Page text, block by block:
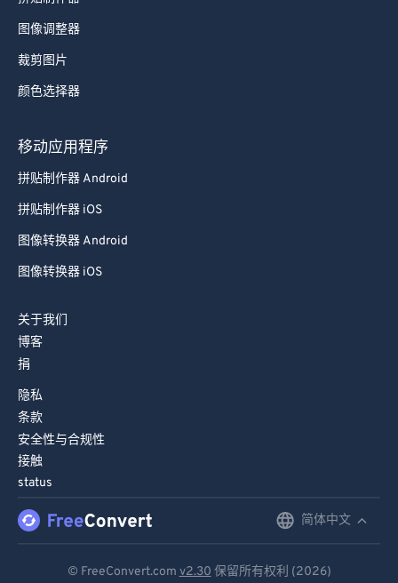
图像调整器
裁剪图片
颜色选择器
移动应用程序
拼贴制作器 Android
拼贴制作器 iOS
图像转换器 Android
图像转换器 iOS
关于我们
博客
捐
隐私
条款
安全性与合规性
接触
status
简体中文
© FreeConvert.com v2.30 保留所有权利 (2026)